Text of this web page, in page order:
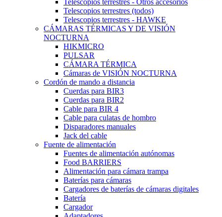
Telescopios terrestres - Otros accesorios
Telescopios terrestres (todos)
Telescopios terrestres - HAWKE
CÁMARAS TÉRMICAS Y DE VISIÓN
NOCTURNA
HIKMICRO
PULSAR
CÁMARA TÉRMICA
Cámaras de VISIÓN NOCTURNA
Cordón de mando a distancia
Cuerdas para BIR3
Cuerdas para BIR2
Cable para BIR 4
Cable para culatas de hombro
Disparadores manuales
Jack del cable
Fuente de alimentación
Fuentes de alimentación autónomas
Food BARRIERS
Alimentación para cámara trampa
Baterías para cámaras
Cargadores de baterías de cámaras digitales
Batería
Cargador